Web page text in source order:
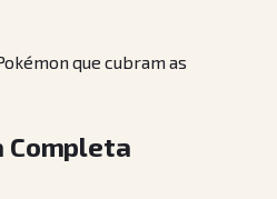
que cubram as
Completa